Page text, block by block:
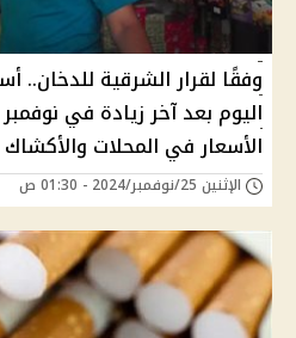
وفقًا لقرار الشرقية للدخان..
الأسعار في المحلات والأكشاك
الإثنين 25/نوفمبر/2024 - 01:30 ص